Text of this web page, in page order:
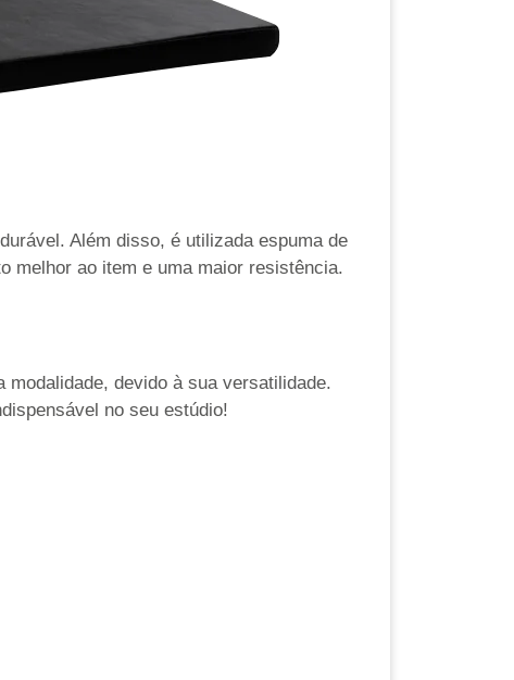
Além disso, é utilizada espuma de
melhor ao item e uma maior resistência.
devido à sua versatilidade.
no seu estúdio!